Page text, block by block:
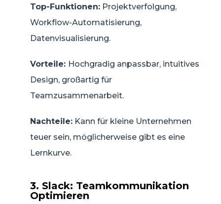
Top-Funktionen: Projektverfolgung,
Workflow-Automatisierung,
Datenvisualisierung.
Vorteile: Hochgradig anpassbar, intuitives
Design, großartig für
Teamzusammenarbeit.
Nachteile: Kann für kleine Unternehmen
teuer sein, möglicherweise gibt es eine
Lernkurve.
3. Slack: Teamkommunikation
Optimieren